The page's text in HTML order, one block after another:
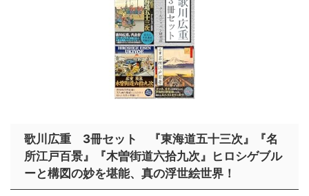
歌川広重 3冊セット 『東海道五十三次』『名
所江戸百景』『木曽街道六拾九次』ヒロシゲブル
ーと構図の妙を堪能、真の浮世絵世界！